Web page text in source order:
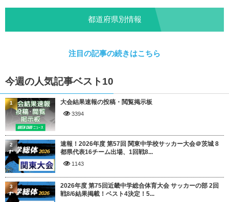
都道府県別情報
注目の記事の続きはこちら
今週の人気記事ベスト10
大会結果速報の投稿・閲覧掲示板
3394
1
速報！2026年度 第57回 関東中学校サッカー大会＠茨城 8
都県代表16チーム出場、1回戦8...
1143
2
2026年度 第75回近畿中学総合体育大会 サッカーの部 2回
戦8/6結果掲載！ベスト4決定！5...
3